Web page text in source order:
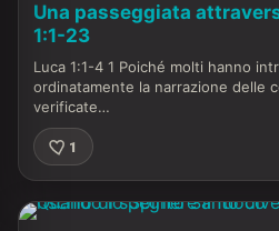
Una passeggiata
1:1-23
Luca 1:1-4 1 Poiché molti hanno
ordinatamente la narrazione delle
verificate…
1